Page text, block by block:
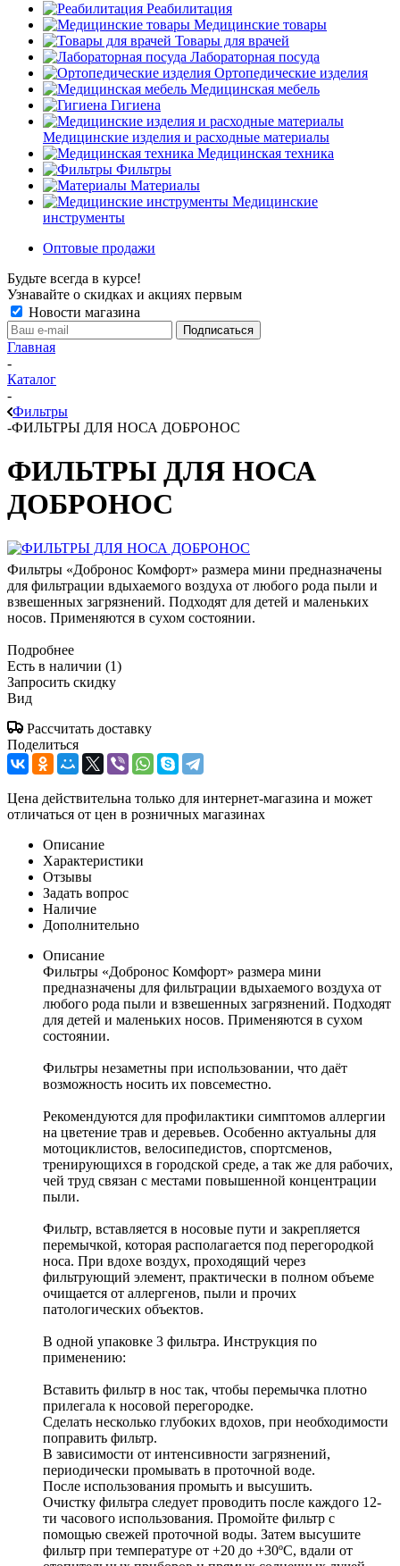
Реабилитация
Медицинские товары
Товары для врачей
Лабораторная посуда
Ортопедические изделия
Медицинская мебель
Гигиена
Медицинские изделия и расходные материалы
Медицинская техника
Фильтры
Материалы
Медицинские
инструменты
Оптовые продажи
Будьте всегда в курсе!
Узнавайте о скидках и акциях первым
Новости магазина
Главная
-
Каталог
-
Фильтры
-ФИЛЬТРЫ ДЛЯ НОСА ДОБРОНОС
ФИЛЬТРЫ ДЛЯ НОСА
ДОБРОНОС
Фильтры «Добронос Комфорт» размера мини предназначены
для фильтрации вдыхаемого воздуха от любого рода пыли и
взвешенных загрязнений. Подходят для детей и маленьких
носов. Применяются в сухом состоянии.
Подробнее
Есть в наличии (1)
Запросить скидку
Вид
Рассчитать доставку
Поделиться
Цена действительна только для интернет-магазина и может
отличаться от цен в розничных магазинах
Описание
Характеристики
Отзывы
Задать вопрос
Наличие
Дополнительно
Описание
Фильтры «Добронос Комфорт» размера мини
предназначены для фильтрации вдыхаемого воздуха от
любого рода пыли и взвешенных загрязнений. Подходят
для детей и маленьких носов. Применяются в сухом
состоянии.
Фильтры незаметны при использовании, что даёт
возможность носить их повсеместно.
Рекомендуются для профилактики симптомов аллергии
на цветение трав и деревьев. Особенно актуальны для
мотоциклистов, велосипедистов, спортсменов,
тренирующихся в городской среде, а так же для рабочих,
чей труд связан с местами повышенной концентрации
пыли.
Фильтр, вставляется в носовые пути и закрепляется
перемычкой, которая располагается под перегородкой
носа. При вдохе воздух, проходящий через
фильтрующий элемент, практически в полном объеме
очищается от аллергенов, пыли и прочих
патологических объектов.
В одной упаковке 3 фильтра. Инструкция по
применению:
Вставить фильтр в нос так, чтобы перемычка плотно
прилегала к носовой перегородке.
Сделать несколько глубоких вдохов, при необходимости
поправить фильтр.
В зависимости от интенсивности загрязнений,
периодически промывать в проточной воде.
После использования промыть и высушить.
Очистку фильтра следует проводить после каждого 12-
ти часового использования. Промойте фильтр с
помощью свежей проточной воды. Затем высушите
фильтр при температуре от +20 до +30ºС, вдали от